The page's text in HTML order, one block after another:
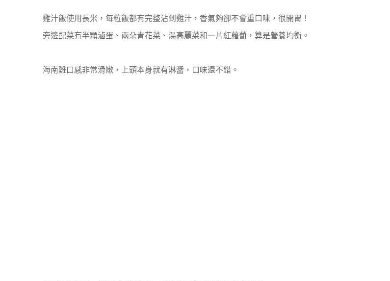
雞汁飯使用長米，每粒飯都有完整沾到雞汁，香氣夠卻不會重口味，很開胃！
旁邊配菜有半顆滷蛋、兩朵青花菜、湯高麗菜和一片紅蘿蔔，算是營養均衡。
海南雞口感非常滑嫩，上頭本身就有淋醬，口味還不錯。